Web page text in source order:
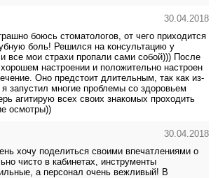
30.04.2018
боюсь стоматологов, от чего приходится
боль! Решился на консультацию у
все мои страхи пропали сами собой))) После
настроении и положительно настроен
Оно предстоит длительным, так как из-
я запустил многие проблемы со здоровьем
агитирую всех своих знакомых проходить
осмотры))
30.04.2018
хочу поделиться своими впечатлениями о
чисто в кабинетах, инструменты
а персонал очень вежливый! В